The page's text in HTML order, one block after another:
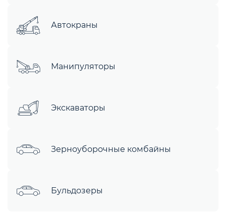
Автокраны
Манипуляторы
Экскаваторы
Зерноуборочные комбайны
Бульдозеры